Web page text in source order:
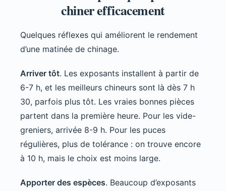
chiner efficacement
Quelques réflexes qui améliorent le rendement
d’une matinée de chinage.
Arriver tôt. Les exposants installent à partir de
6-7 h, et les meilleurs chineurs sont là dès 7 h
30, parfois plus tôt. Les vraies bonnes pièces
partent dans la première heure. Pour les vide-
greniers, arrivée 8-9 h. Pour les puces
régulières, plus de tolérance : on trouve encore
à 10 h, mais le choix est moins large.
Apporter des espèces. Beaucoup d’exposants